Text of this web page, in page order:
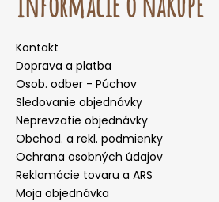
Kontakt
Doprava a platba
Osob. odber - Púchov
Sledovanie objednávky
Neprevzatie objednávky
Obchod. a rekl. podmienky
Ochrana osobných údajov
Reklamácie tovaru a ARS
Moja objednávka